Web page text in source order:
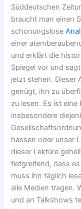
Süddeutschen
braucht man einen
schonungslose
einer
und erklärt die
Spiegel vor und
jetzt stehen. Dieser
genügt, ihn zu
zu lesen. Es ist
insbesondere
hassen oder unser
dieser Lektüre
tiefgreifend, dass
muss ihn täglich
alle Medien tragen.
und an Talkshows